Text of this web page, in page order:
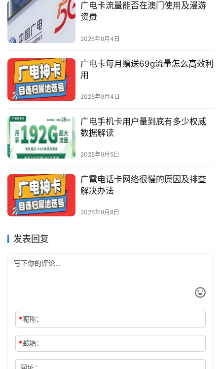
广电卡流量能否在澳门使用及漫游
资费
2025年9月4日
广电卡每月赠送69g流量怎么高效利
用
2025年9月4日
广电手机卡用户量到底有多少权威
数据解读
2025年9月5日
广電电话卡网络很慢的原因及排查
解决办法
2025年9月8日
发表回复
*昵称：
*邮箱：